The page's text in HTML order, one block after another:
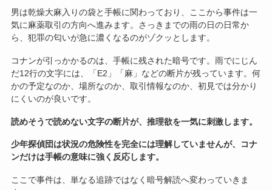
男は乾燥大麻入りの袋と手帳に関わっており、ここから事件は一
気に麻薬取引の方向へ進みます。さっきまでの雨の日の日常か
ら、犯罪の匂いが急に濃くなるのがゾクッとします。
コナンが引っかかるのは、手帳に残された暗号です。雨でにじん
だ12行の文字には、「E2」「麻」などの断片が残っています。何
かの予定なのか、場所なのか、取引情報なのか、初見では分かり
にくいのが良いです。
読めそうで読めない文字の断片が、推理欲を一気に刺激します。
少年探偵団は状況の危険性を完全には理解していませんが、コナ
ンだけは手帳の意味に強く反応します。
ここで事件は、単なる追跡ではなく暗号解読へ変わっていきま